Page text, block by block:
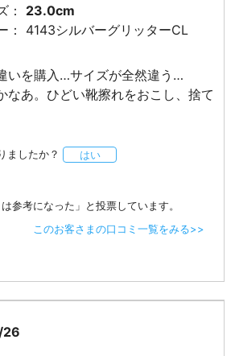
：
23.0cm
：
4143シルバーグリッターCL
いを購入…サイズが全然違う…
なあ。ひどい靴擦れをおこし、捨て
ましたか？ はい
参考になった」と投票しています。
このお客さまの口コミ一覧をみる>>